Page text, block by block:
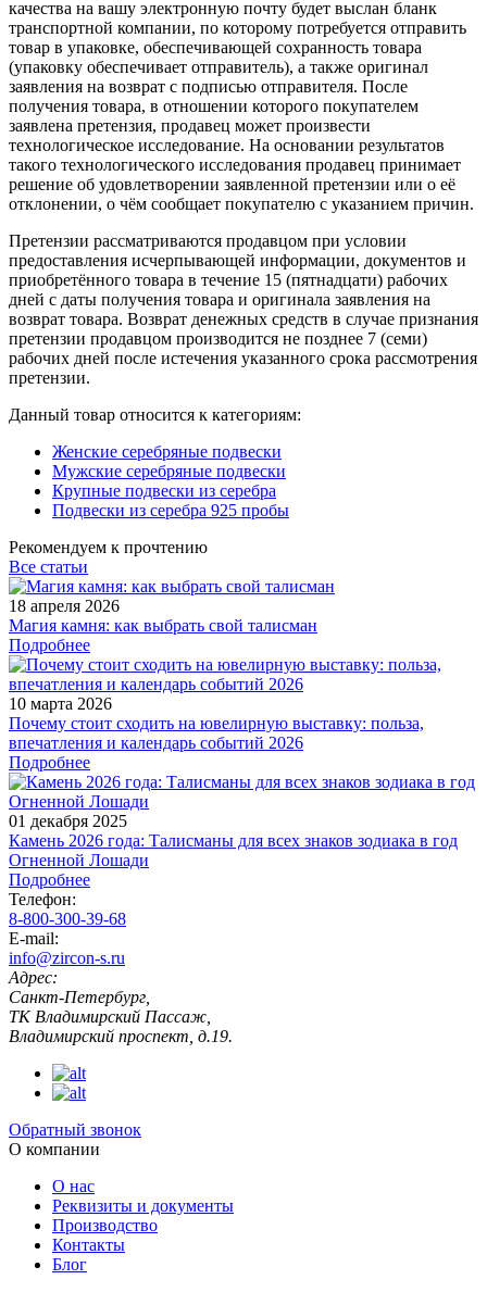
качества на вашу электронную почту будет выслан бланк
транспортной компании, по которому потребуется отправить
товар в упаковке, обеспечивающей сохранность товара
(упаковку обеспечивает отправитель), а также оригинал
заявления на возврат с подписью отправителя. После
получения товара, в отношении которого покупателем
заявлена претензия, продавец может произвести
технологическое исследование. На основании результатов
такого технологического исследования продавец принимает
решение об удовлетворении заявленной претензии или о её
отклонении, о чём сообщает покупателю с указанием причин.
Претензии рассматриваются продавцом при условии
предоставления исчерпывающей информации, документов и
приобретённого товара в течение 15 (пятнадцати) рабочих
дней с даты получения товара и оригинала заявления на
возврат товара. Возврат денежных средств в случае признания
претензии продавцом производится не позднее 7 (семи)
рабочих дней после истечения указанного срока рассмотрения
претензии.
Данный товар относится к категориям:
Женские серебряные подвески
Мужские серебряные подвески
Крупные подвески из серебра
Подвески из серебра 925 пробы
Рекомендуем к прочтению
Все статьи
18 апреля 2026
Магия камня: как выбрать свой талисман
Подробнее
10 марта 2026
Почему стоит сходить на ювелирную выставку: польза,
впечатления и календарь событий 2026
Подробнее
01 декабря 2025
Камень 2026 года: Талисманы для всех знаков зодиака в год
Огненной Лошади
Подробнее
Телефон:
8-800-300-39-68
E-mail:
info@zircon-s.ru
Адрес:
Санкт-Петербург,
ТК Владимирский Пассаж,
Владимирский проспект, д.19.
Обратный звонок
О компании
О нас
Реквизиты и документы
Производство
Контакты
Блог